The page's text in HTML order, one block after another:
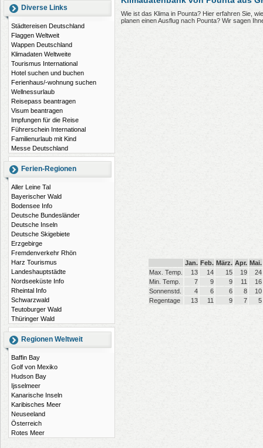
Diverse Links
Städtereisen Deutschland
Flaggen Weltweit
Wappen Deutschland
Klimadaten Weltweite
Tourismus International
Hotel suchen und buchen
Ferienhaus/-wohnung suchen
Wellnessurlaub
Reisepass beantragen
Visum beantragen
Impfungen für die Reise
Führerschein International
Familienurlaub mit Kind
Messe Deutschland
Ferien-Regionen
Aller Leine Tal
Bayerischer Wald
Bodensee Info
Deutsche Bundesländer
Deutsche Inseln
Deutsche Skigebiete
Erzgebirge
Fremdenverkehr Rhön
Harz Tourismus
Landeshauptstädte
Nordseeküste Info
Rheintal Info
Schwarzwald
Teutoburger Wald
Thüringer Wald
Regionen Weltweit
Baffin Bay
Golf von Mexiko
Hudson Bay
Ijsselmeer
Kanarische Inseln
Karibisches Meer
Neuseeland
Österreich
Rotes Meer
Wie ist das Klima in Pounta? Hier erfahren Sie,
planen einen Ausflug nach Pounta? Wir sagen
Jan. Feb. März. Apr. Mai.
Max. Temp.
13 14 15 19
24
Min. Temp.
7 9 9 11
16
Sonnenstd.
4 6 6 8
10
Regentage
13 11 9 7 5